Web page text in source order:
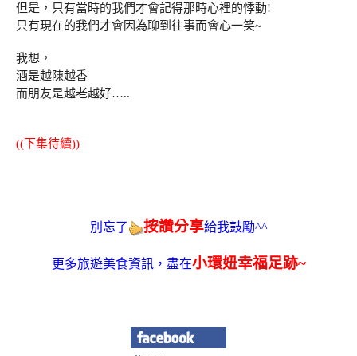
但是，只有當時的我們才會記得那時心裡的悸動!
只有現在的我們才會因為聊到往事而會心一笑~
我想，
酒是越陳越香
而朋友是越老越好…..
((下集待續))
別忘了 按讚分享給我鼓勵^^
更多旅遊美食資訊，盡在小環妞幸福足跡~